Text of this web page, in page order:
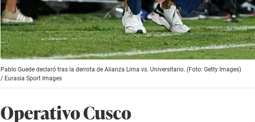
Pablo Guede declaró tras la derrota de Alianza Lima vs. Universitario. (Foto: Getty Images)
/ Eurasia Sport Images
Operativo Cusco